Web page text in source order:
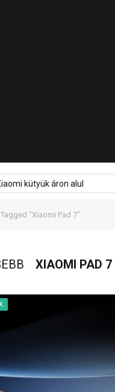
kütyük áron alul
"Xiaomi Pad 7"
XIAOMI PAD 7